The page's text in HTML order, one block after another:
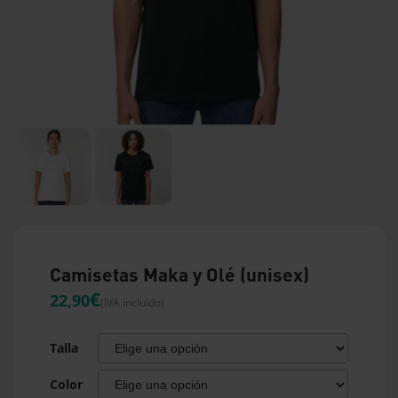
Camisetas Maka y Olé (unisex)
22,90€(IVA incluido)
Talla
Color